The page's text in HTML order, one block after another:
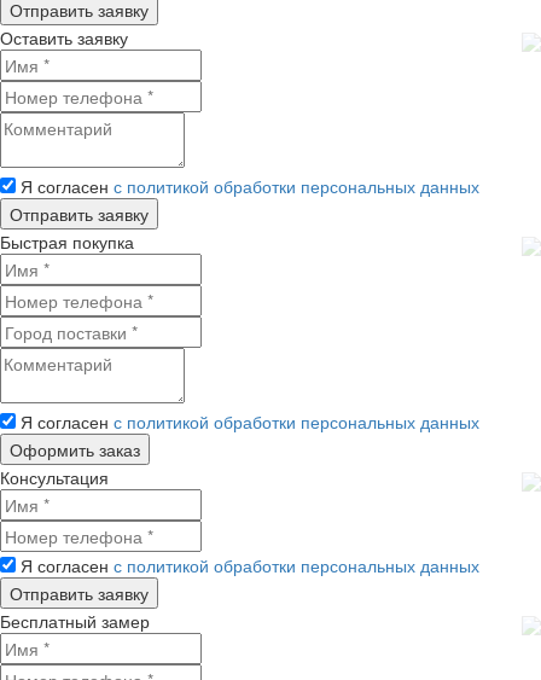
Оставить заявку
Я согласен с политикой обработки персональных данных
Быстрая покупка
Я согласен с политикой обработки персональных данных
Консультация
Я согласен с политикой обработки персональных данных
Бесплатный замер